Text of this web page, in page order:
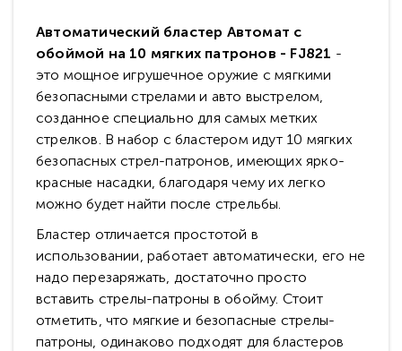
Автоматический бластер Автомат с
обоймой на 10 мягких патронов - FJ821 -
это мощное игрушечное оружие с мягкими
безопасными стрелами и авто выстрелом,
созданное специально для самых метких
стрелков. В набор с бластером идут 10 мягких
безопасных стрел-патронов, имеющих ярко-
красные насадки, благодаря чему их легко
можно будет найти после стрельбы.
Бластер отличается простотой в
использовании, работает автоматически, его не
надо перезаряжать, достаточно просто
вставить стрелы-патроны в обойму. Стоит
отметить, что мягкие и безопасные стрелы-
патроны, одинаково подходят для бластеров